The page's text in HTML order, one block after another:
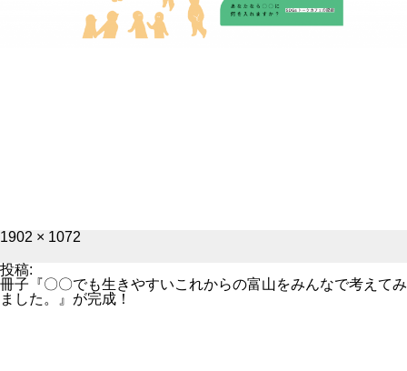
フ
サ
イ
ズ
1902 × 1072
投稿:
冊子『〇〇でも生きやすいこれからの富山をみんなで考えてみ
ました。』が完成！